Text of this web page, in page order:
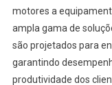
motores a
ampla gama de
são projetados para
garantindo
produtividade dos